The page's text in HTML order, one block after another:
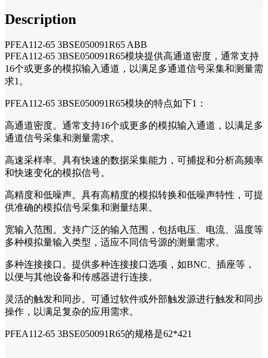
Description
PFEA112-65 3BSE050091R65 ABB
PFEA112-65 3BSE050091R65模块提供高通道密度，通常支持
16个或更多的模拟输入通道，以满足多通道信号采集和测量需
求1。
PFEA112-65 3BSE050091R65模块的特点如下1：
高通道密度。通常支持16个或更多的模拟输入通道，以满足多
通道信号采集和测量需求。
高速采样率。具有快速的数据采集能力，可捕捉和分析高频率
和快速变化的模拟信号。
高精度和低噪声。具有高精度的模拟转换和低噪声特性，可提
供准确的模拟信号采集和测量结果。
宽输入范围。支持广泛的输入范围，包括电压、电流、温度等
多种模拟量输入类型，适应不同信号源的测量需求。
多种连接接口。提供多种连接接口选项，如BNC、插座等，
以便与其他设备和传感器进行连接。
灵活的触发和同步。可通过软件或外部触发源进行触发和同步
操作，以满足复杂的应用需求。
PFEA112-65 3BSE050091R65的规格是62*421